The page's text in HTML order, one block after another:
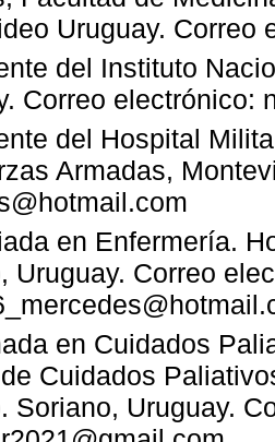
Uruguay. Correo
del Instituto
Correo electrónico:
del Hospital
Armadas,
en Enfermería.
Uruguay. Correo
en Cuidados
Cuidados
Soriano, Uruguay.